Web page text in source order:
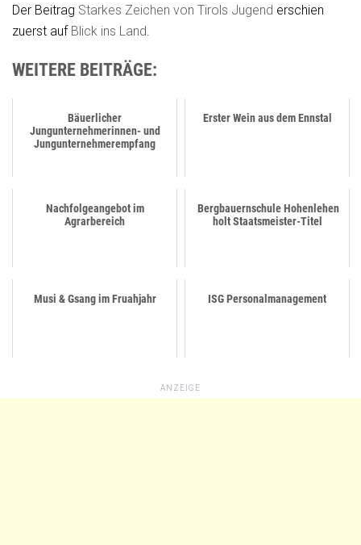
Der Beitrag Starkes Zeichen von Tirols Jugend erschien
zuerst auf Blick ins Land.
WEITERE BEITRÄGE:
Bäuerlicher
Jungunternehmerinnen- und
Jungunternehmerempfang
Erster Wein aus dem Ennstal
Nachfolgeangebot im
Agrarbereich
Bergbauernschule Hohenlehen
holt Staatsmeister-Titel
Musi & Gsang im Fruahjahr ISG Personalmanagement
ANZEIGE